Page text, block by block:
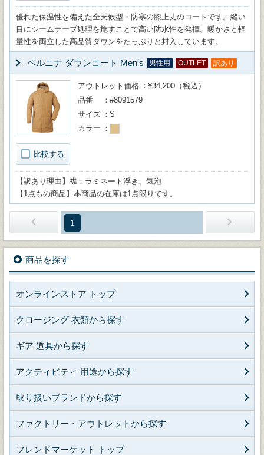
優れた保温性を備えた全天候型・防寒の膝上丈のコートです。縫い
目にシームテープ処理を施すことで高い防水性を発揮。暖かさと軽
量性を両立した高品質ダウンをたっぷりと封入しています。
ベルニナ ダウンコート Men's 男性用 OUTLET 訳あり
比較する
アウトレット価格
¥34,200（税込）
品番
#8091579
サイズ
S
カラー
【訳あり理由】襟：ラミネート浮き、気泡
【1点もの商品】本商品の在庫は1点限りです。
1
商品を探す
オンラインストア トップ
クロージング 衣類から探す
ギア 道具から探す
アクティビティ 用途から探す
取り扱いブランドから探す
ファクトリー・アウトレットから探す
フレンドマーケット トップ